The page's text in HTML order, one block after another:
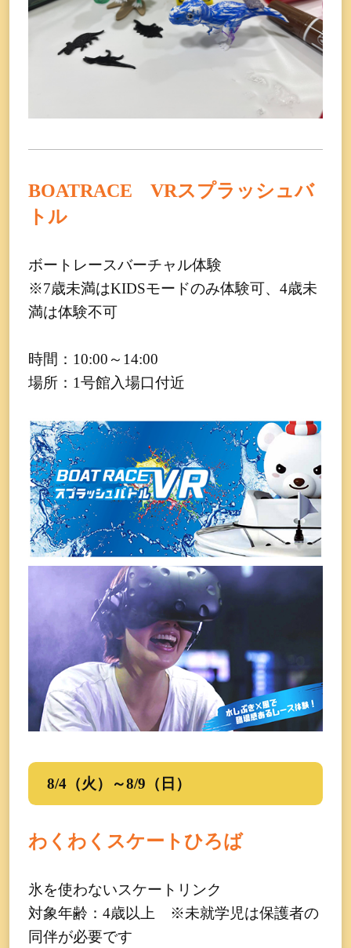
BOATRACE VRスプラッシュバ
トル
ボートレースバーチャル体験
※7歳未満はKIDSモードのみ体験可、4歳未
満は体験不可
時間：10:00～14:00
場所：1号館入場口付近
8/4（火）～8/9（日）
わくわくスケートひろば
氷を使わないスケートリンク
対象年齢：4歳以上 ※未就学児は保護者の
同伴が必要です